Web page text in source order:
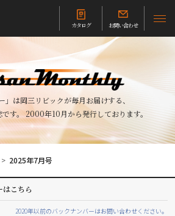
カタログ お問い合わせ
」は岡三リビックが毎月お届けする、
です。2000年10月から発行しております。
2025年7月号
こちら
2020年以前のバックナンバーはお問い合わせください。